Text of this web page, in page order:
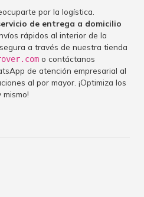
por la logística.
de entrega a domicilio
rápidos al interior de la
a través de nuestra tienda
o contáctanos
de atención empresarial al
al por mayor. ¡Optimiza los